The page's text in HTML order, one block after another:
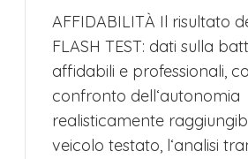
AFFIDABILITÀ Il risultato
FLASH TEST: dati sulla
affidabili e professionali,
confronto dell‘autonomia
realisticamente
veicolo testato, l‘analisi